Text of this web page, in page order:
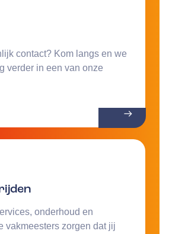
contact? Kom langs en we
verder in een van onze
onderhoud en
vakmeesters zorgen dat jij